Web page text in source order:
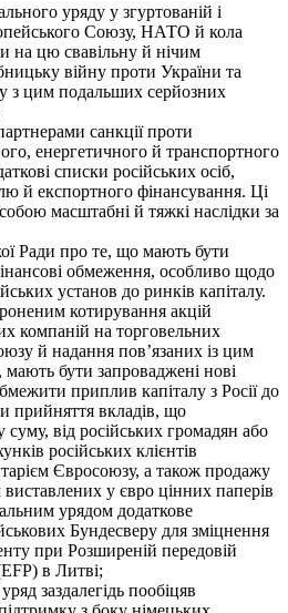
уряду у згуртованій і
Союзу, НАТО й кола
на цю свавільну й нічим
війну проти України та
з цим подальших серйозних
санкції проти
енергетичного й транспортного
списки російських осіб,
й експортного фінансування. Ці
масштабні й тяжкі наслідки за
Ради про те, що мають бути
обмеження, особливо щодо
установ до ринків капіталу.
котирування акцій
компаній на торговельних
й надання пов’язаних із цим
бути запроваджені нові
приплив капіталу з Росії до
прийняття вкладів, що
від російських громадян або
російських клієнтів
Євросоюзу, а також продажу
виставлених у євро цінних паперів
урядом додаткове
Бундесверу для зміцнення
при Розширеній передовій
в Литві;
заздалегідь пообіцяв